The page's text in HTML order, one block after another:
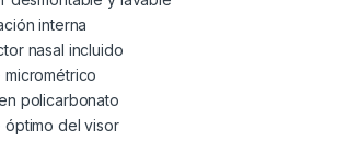
interna
nasal incluido
micrométrico
policarbonato
óptimo del visor